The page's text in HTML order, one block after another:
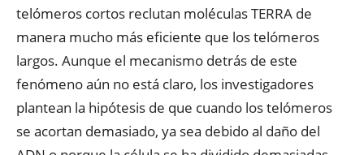
telómeros cortos reclutan moléculas TERRA de
manera mucho más eficiente que los telómeros
largos. Aunque el mecanismo detrás de este
fenómeno aún no está claro, los investigadores
plantean la hipótesis de que cuando los telómeros
se acortan demasiado, ya sea debido al daño del